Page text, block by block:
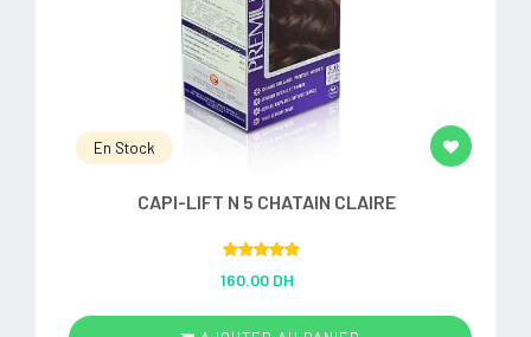
En Stock
CAPI-LIFT N 5 CHATAIN CLAIRE
out of 5
160.00 DH